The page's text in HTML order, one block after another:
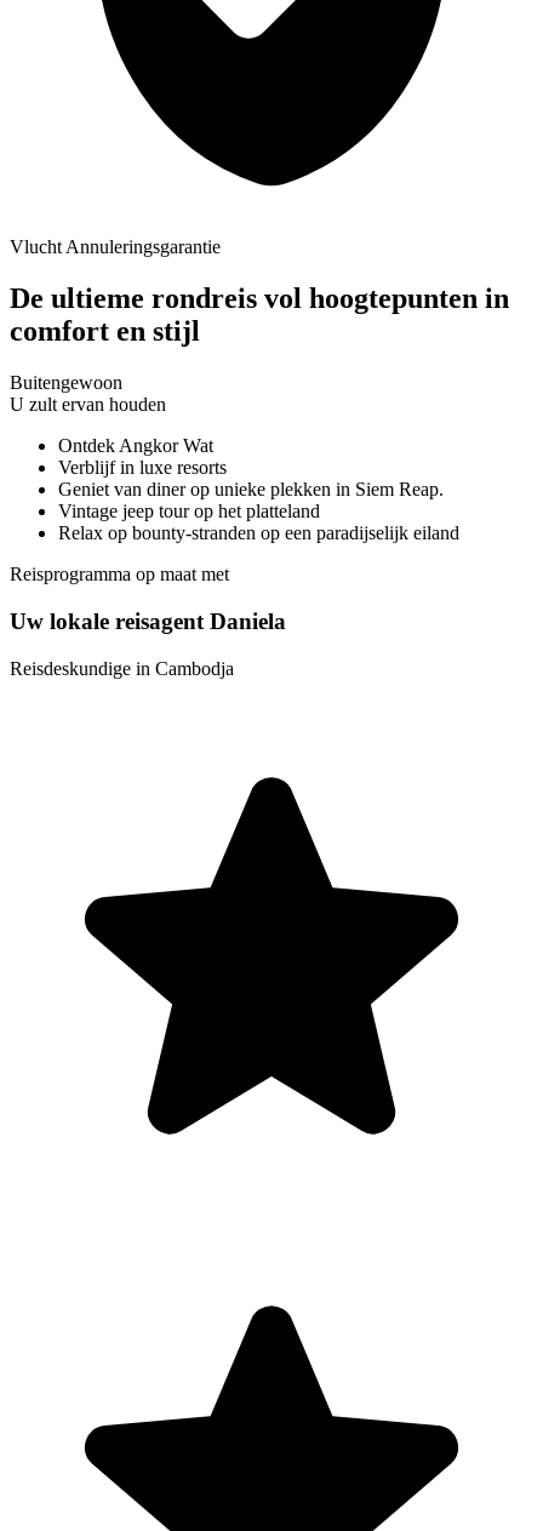
Vlucht Annuleringsgarantie
De ultieme rondreis vol hoogtepunten in
comfort en stijl
Buitengewoon
U zult ervan houden
Ontdek Angkor Wat
Verblijf in luxe resorts
Geniet van diner op unieke plekken in Siem Reap.
Vintage jeep tour op het platteland
Relax op bounty-stranden op een paradijselijk eiland
Reisprogramma op maat met
Uw lokale reisagent Daniela
Reisdeskundige in Cambodja